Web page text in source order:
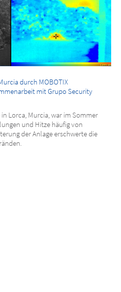
durch MOBOTIX
mit Grupo Security
Lorca, Murcia, war im Sommer
und Hitze häufig von
der Anlage erschwerte die